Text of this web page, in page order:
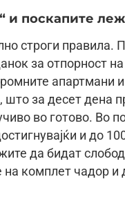
и поскапите
строги
за отпорност
апартмани
што за десет дена
во готово. Во
и до
да бидат
комплет чадор